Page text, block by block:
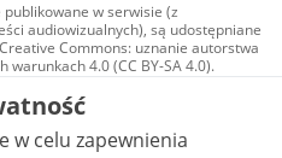
w serwisie (z
audiowizualnych), są udostępniane
Commons: uznanie autorstwa
warunkach 4.0 (CC BY-SA 4.0).
w tym zdjęcia, materiały
udostępniane na licencji typu
uznanie autorstwa użycie
utworów zależnych 4.0 (CC BY-
w celu zapewnienia